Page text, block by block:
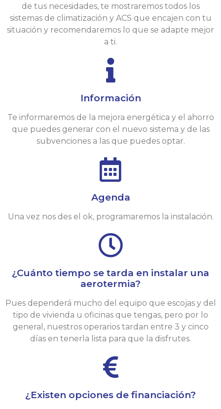
de tus necesidades, te mostraremos todos los
sistemas de climatización y ACS que encajen con tu
situación y recomendaremos lo que se adapte mejor
a ti.
Información
Te informaremos de la mejora energética y el ahorro
que puedes generar con el nuevo sistema y de las
subvenciones a las que puedes optar.
Agenda
Una vez nos des el ok, programaremos la instalación.
¿Cuánto tiempo se tarda en instalar una
aerotermia?
Pues dependerá mucho del equipo que escojas y del
tipo de vivienda u oficinas que tengas, pero por lo
general, nuestros operarios tardan entre 3 y cinco
días en tenerla lista para que la disfrutes.
¿Existen opciones de financiación?